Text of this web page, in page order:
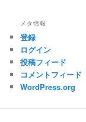
メタ情報
登録
ログイン
投稿フィード
コメントフィード
WordPress.org